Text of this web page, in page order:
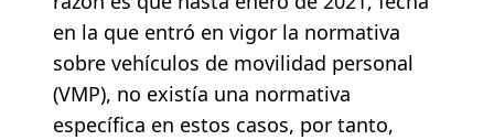
en la que entró en vigor la normativa
sobre vehículos de movilidad personal
(VMP), no existía una normativa
específica en estos casos, por tanto,